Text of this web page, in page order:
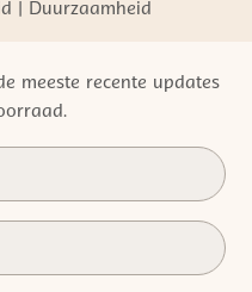
| Duurzaamheid
meeste recente updates